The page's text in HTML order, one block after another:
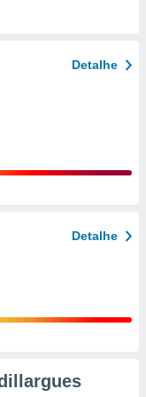
Detalhe
Detalhe